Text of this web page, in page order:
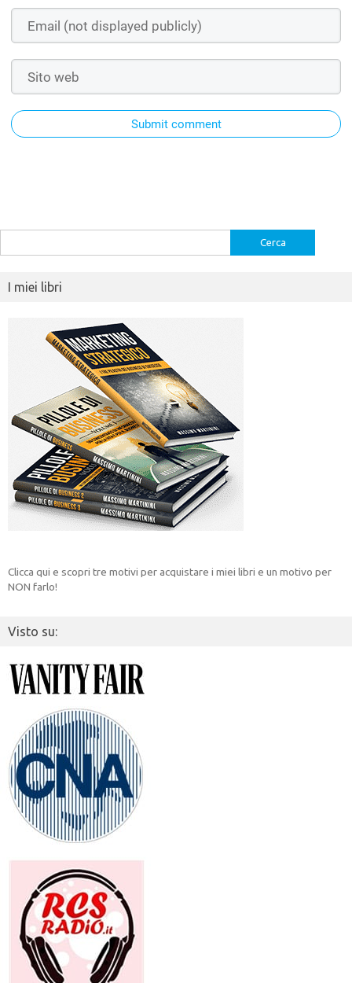
Submit comment
per:
I miei libri
Clicca qui e scopri tre motivi per acquistare i miei libri e un motivo per
NON farlo!
Visto su: